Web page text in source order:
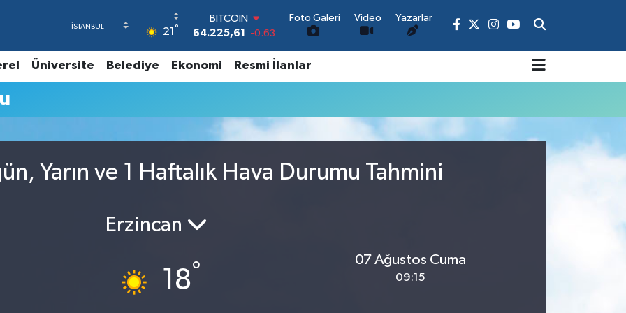
21 °
BITCOIN
64.225,61
-0.63
47,7143 0.16
64,2463 0.07
BİST100
13.799 70
Foto Galeri Video Yazarlar
Üniversite Belediye Ekonomi Resmi İlanlar
Yarın ve 1 Haftalık Hava Durumu Tahmini
Erzincan
18°
07 Ağustos Cuma
09:15